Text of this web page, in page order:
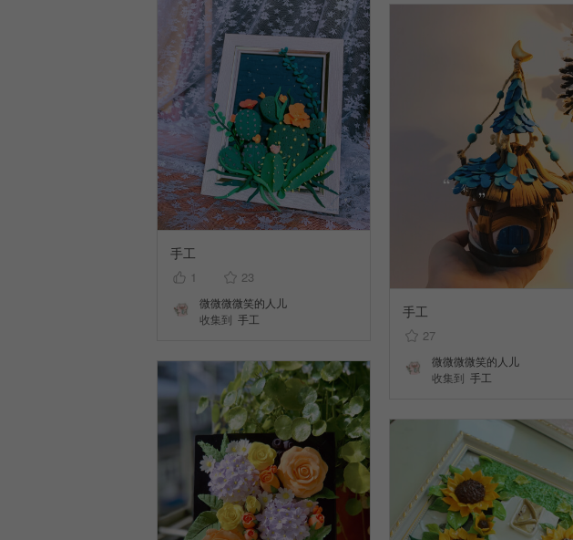
手工
1 23
微微微微笑的人儿
收集到 手工 手工
27
微微微微笑的人儿
收集到 手工